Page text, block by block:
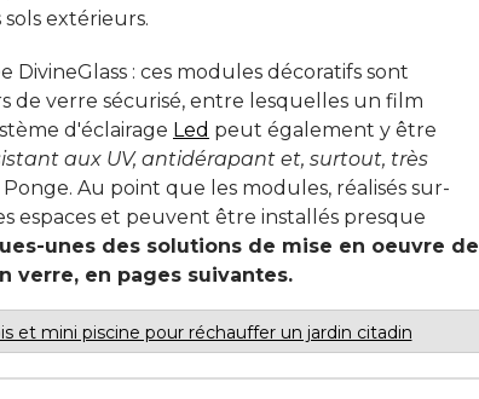
extérieurs.
DivineGlass : ces modules décoratifs sont
de verre sécurisé, entre lesquelles un film
d'éclairage Led peut également y être
aux UV, antidérapant et, surtout, très
Au point que les modules, réalisés sur-
espaces et peuvent être installés presque
unes des solutions de mise en oeuvre de
verre, en pages suivantes.
et mini piscine pour réchauffer un jardin citadin